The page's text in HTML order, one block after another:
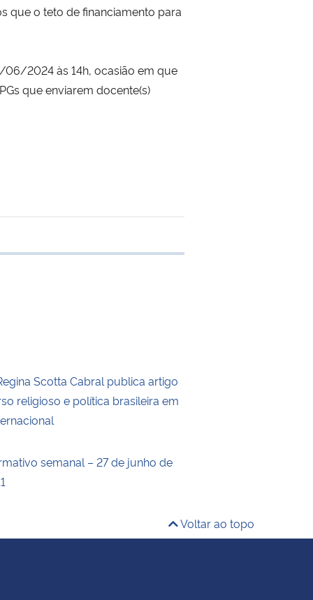
que o teto de financiamento para
06/2024 às 14h, ocasião em que
que enviarem docente(s)
transferência
Scotta Cabral publica artigo
religioso e política brasileira em
semanal – 27 de junho de
Voltar ao topo